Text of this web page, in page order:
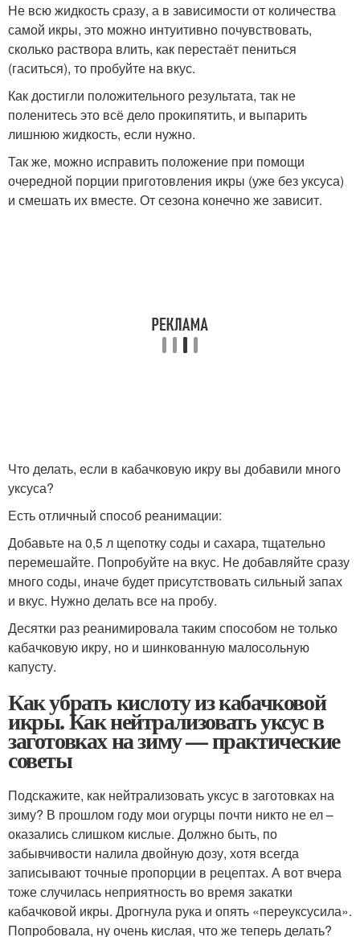
Не всю жидкость сразу, а в зависимости от количества
самой икры, это можно интуитивно почувствовать,
сколько раствора влить, как перестаёт пениться
(гаситься), то пробуйте на вкус.
Как достигли положительного результата, так не
поленитесь это всё дело прокипятить, и выпарить
лишнюю жидкость, если нужно.
Так же, можно исправить положение при помощи
очередной порции приготовления икры (уже без уксуса)
и смешать их вместе. От сезона конечно же зависит.
Что делать, если в кабачковую икру вы добавили много
уксуса?
Есть отличный способ реанимации:
Добавьте на 0,5 л щепотку соды и сахара, тщательно
перемешайте. Попробуйте на вкус. Не добавляйте сразу
много соды, иначе будет присутствовать сильный запах
и вкус. Нужно делать все на пробу.
Десятки раз реанимировала таким способом не только
кабачковую икру, но и шинкованную малосольную
капусту.
Как убрать кислоту из кабачковой
икры. Как нейтрализовать уксус в
заготовках на зиму — практические
советы
Подскажите, как нейтрализовать уксус в заготовках на
зиму? В прошлом году мои огурцы почти никто не ел –
оказались слишком кислые. Должно быть, по
забывчивости налила двойную дозу, хотя всегда
записывают точные пропорции в рецептах. А вот вчера
тоже случилась неприятность во время закатки
кабачковой икры. Дрогнула рука и опять «переуксусила».
Попробовала, ну очень кислая, что же теперь делать?